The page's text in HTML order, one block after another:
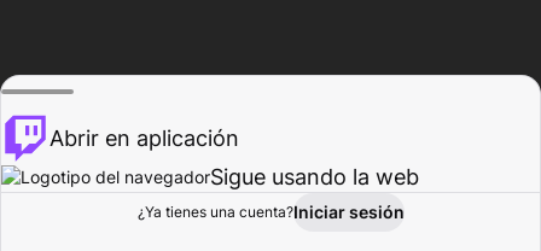
Explorar Actividad
Abrir en aplicación
Sigue usando la web
¿Ya tienes una cuenta?Iniciar sesión